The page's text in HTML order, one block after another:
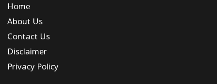
Home
About Us
Contact Us
Disclaimer
Privacy Policy